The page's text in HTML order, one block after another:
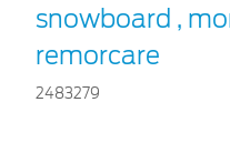
snowboard ,
remorcare
2483279